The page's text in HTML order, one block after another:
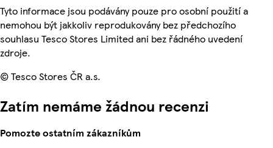
Tyto informace jsou podávány pouze pro osobní použití a
nemohou být jakkoliv reprodukovány bez předchozího
souhlasu Tesco Stores Limited ani bez řádného uvedení
zdroje.
© Tesco Stores ČR a.s.
Zatím nemáme žádnou recenzi
Pomozte ostatním zákazníkům